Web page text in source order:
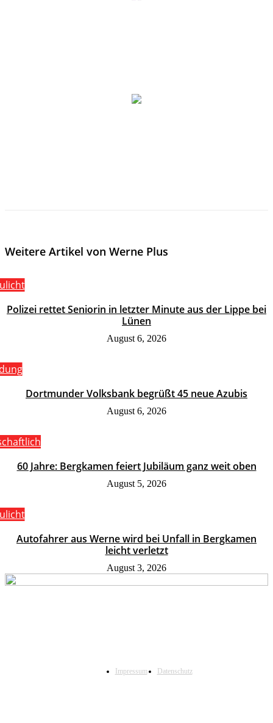
Weitere Artikel von Werne Plus
Polizei rettet Seniorin in letzter Minute aus der Lippe bei
Lünen
August 6, 2026
Dortmunder Volksbank begrüßt 45 neue Azubis
August 6, 2026
60 Jahre: Bergkamen feiert Jubiläum ganz weit oben
August 5, 2026
Autofahrer aus Werne wird bei Unfall in Bergkamen
leicht verletzt
August 3, 2026
Impressum Datenschutz